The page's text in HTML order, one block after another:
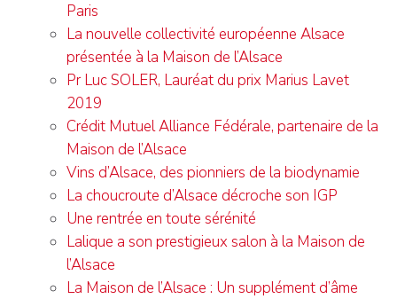
Paris
La nouvelle collectivité européenne Alsace
présentée à la Maison de l’Alsace
Pr Luc SOLER, Lauréat du prix Marius Lavet
2019
Crédit Mutuel Alliance Fédérale, partenaire de la
Maison de l’Alsace
Vins d’Alsace, des pionniers de la biodynamie
La choucroute d’Alsace décroche son IGP
Une rentrée en toute sérénité
Lalique a son prestigieux salon à la Maison de
l’Alsace
La Maison de l’Alsace : Un supplément d’âme